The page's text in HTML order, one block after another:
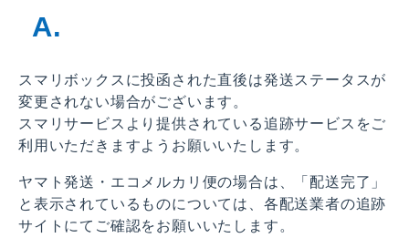
スマリボックスに投函された直後は発送ステータスが
変更されない場合がございます。
スマリサービスより提供されている追跡サービスをご
利用いただきますようお願いいたします。
ヤマト発送・エコメルカリ便の場合は、「配送完了」
と表示されているものについては、各配送業者の追跡
サイトにてご確認をお願いいたします。